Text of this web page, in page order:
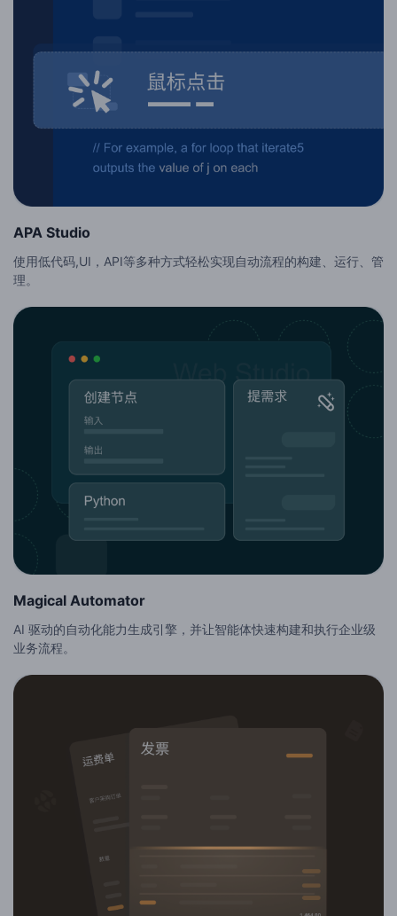
APA Studio
使用低代码,UI，API等多种方式轻松实现自动流程的构建、运行、管
理。
Magical Automator
AI 驱动的自动化能力生成引擎，并让智能体快速构建和执行企业级
业务流程。